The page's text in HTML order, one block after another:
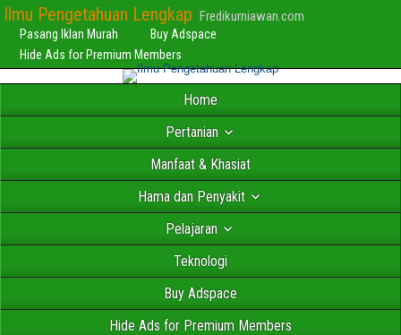
Ilmu Pengetahuan Lengkap Fredikurniawan.com
Pasang Iklan Murah
Buy Adspace
Hide Ads for Premium Members
Home
Pertanian
Manfaat & Khasiat
Hama dan Penyakit
Pelajaran
Teknologi
Buy Adspace
Hide Ads for Premium Members